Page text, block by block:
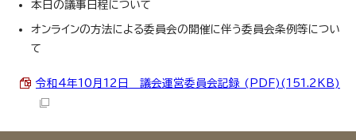
本日の議事日程について
オンラインの方法による委員会の開催に伴う委員会条例等につい
て
令和4年10月12日 議会運営委員会記録 (PDF)(151.2KB)